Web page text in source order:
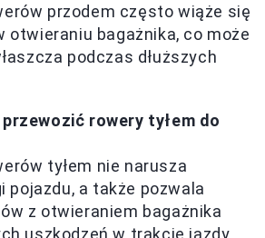
przodem często wiąże się
otwieraniu bagażnika, co może
podczas dłuższych
rowery tyłem do
tyłem nie narusza
pojazdu, a także pozwala
z otwieraniem bagażnika
uszkodzeń w trakcie jazdy.